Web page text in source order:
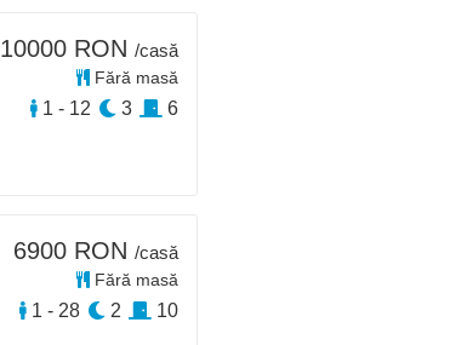
10000 RON /casă
Fără masă
1 - 12 3 6
6900 RON /casă
Fără masă
1 - 28 2 10